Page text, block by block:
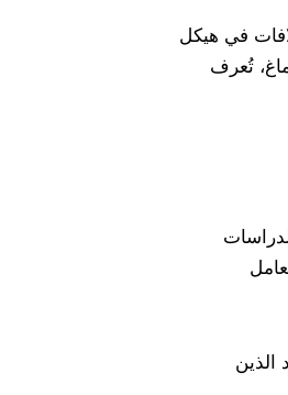
في هيكل
تُعرف
الأفراد الذين